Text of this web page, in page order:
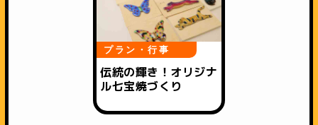
プラン・行事
伝統の輝き！オリジナ
ル七宝焼づくり